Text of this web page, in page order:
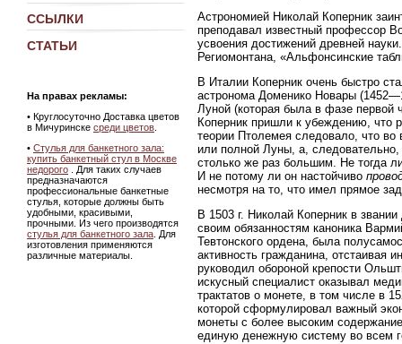
ССЫЛКИ
СТАТЬИ
На правах рекламы:
• Круглосуточно Доставка цветов
в Мичуринске среди цветов
• Стулья для банкетного зала:
купить банкетный стул в Москве
недорого . Для таких случаев
предназначаются
профессиональные банкетные
стулья, которые должны быть
удобными, красивыми,
прочными. Из чего производятся
стулья для банкетного зала . Для
изготовления применяются
различные материалы.
Астрономией Николай Коперник
преподавал известный профессор
усвоения достижений древней
Региомонтана, «Альфонсинские
В Италии Коперник очень быстро
астронома Доменико Новары
Луной (которая была в фазе первой
Коперник пришли к убеждению, что
теории Птолемея следовало, что
или полной Луны, а,
столько же раз большим. Не тогда
И не потому ли он настойчиво
несмотря на то, что имел прямое
В 1503 г. Николай Коперник в
своим обязанностям каноника
Тевтонского ордена, была
активность гражданина, отстаивая
руководил обороной крепости
искусный специалист оказывал
трактатов о монете, в том числе в
которой сформулировал важный
монеты с более высоким
единую денежную систему во всем